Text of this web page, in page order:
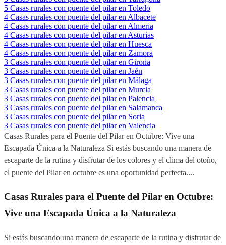
5 Casas rurales con puente del pilar en Toledo
4 Casas rurales con puente del pilar en Albacete
4 Casas rurales con puente del pilar en Almeria
4 Casas rurales con puente del pilar en Asturias
4 Casas rurales con puente del pilar en Huesca
4 Casas rurales con puente del pilar en Zamora
3 Casas rurales con puente del pilar en Girona
3 Casas rurales con puente del pilar en Jaén
3 Casas rurales con puente del pilar en Málaga
3 Casas rurales con puente del pilar en Murcia
3 Casas rurales con puente del pilar en Palencia
3 Casas rurales con puente del pilar en Salamanca
3 Casas rurales con puente del pilar en Soria
3 Casas rurales con puente del pilar en Valencia
Casas Rurales para el Puente del Pilar en Octubre: Vive una
Escapada Única a la Naturaleza Si estás buscando una manera de
escaparte de la rutina y disfrutar de los colores y el clima del otoño,
el puente del Pilar en octubre es una oportunidad perfecta....
Casas Rurales para el Puente del Pilar en Octubre:
Vive una Escapada Única a la Naturaleza
Si estás buscando una manera de escaparte de la rutina y disfrutar de